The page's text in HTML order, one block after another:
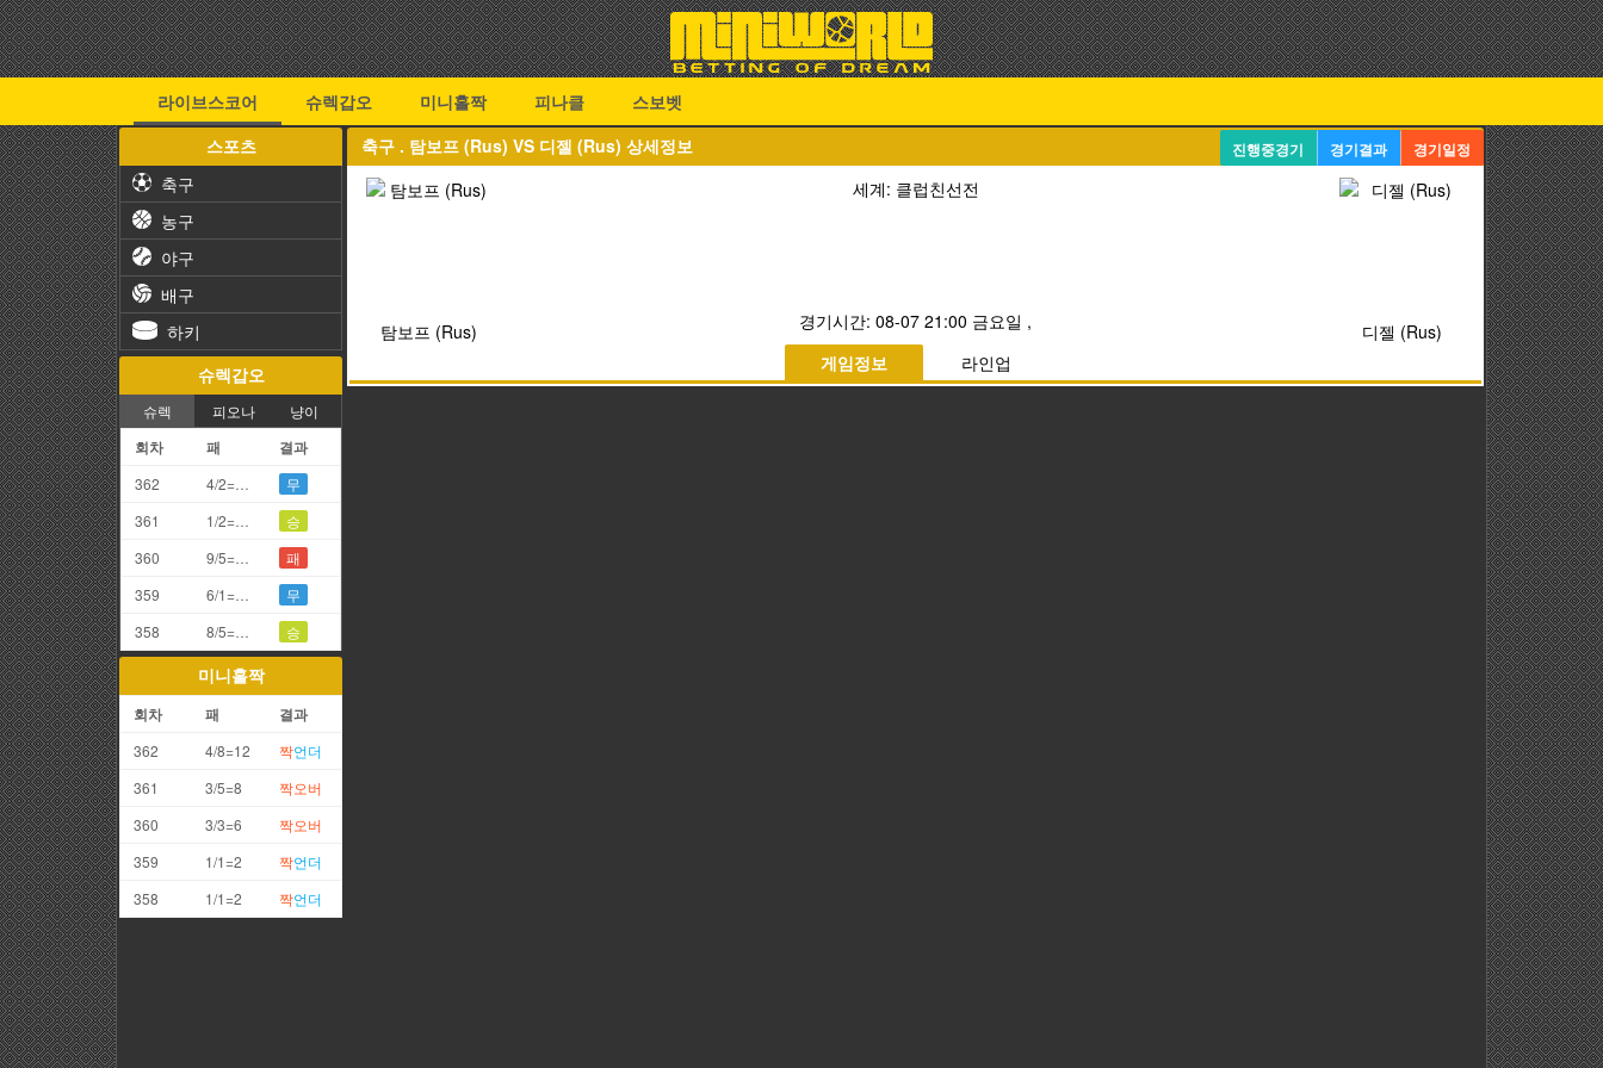
라이브스코어 슈렉갑오 미니홀짝 피나클
스보벳
스포츠
축구
농구
야구
배구
하키
슈렉갑오
슈렉 피오나 냥이
회차 패 결과
362 4/2=6끗
무
361
1/2=3끗
승
360
9/5=4끗
패
359
6/1=7끗
무
358
8/5=3끗 승
미니홀짝
회차 패 결과
362 4/8=12 짝언더
361
3/5=8 짝오버
360
3/3=6 짝오버
359
1/1=2 짝언더
358
1/1=2 짝언더
축구 . 탐보프 (Rus) VS 디젤 (Rus) 상세정보 진행중경기 경기결과 경기일정
탐보프 (Rus)
세계: 클럽친선전
경기시간:08-07 21:00 금요일 ,
디젤 (Rus)
게임정보
라인업